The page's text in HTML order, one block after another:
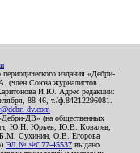
издания «Дебри-
(член Союза журналистов
И.Ю. Адрес редакции:
88-46, т./ф.84212296081.
dv.com
«Дебри-ДВ» (на общественных
Ю.Н. Юрьев, Ю.В. Ковалев,
Сухинин, О.В. Егорова
ЭЛ № ФС77-45537 выдано